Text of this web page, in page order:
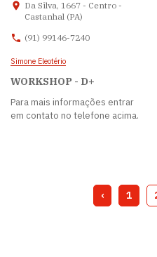
Da Silva, 1667 - Centro -
Castanhal (PA)
(91) 99146-7240
Simone Eleotério
WORKSHOP - D+
Para mais informações entrar
em contato no telefone acima.
‹ 1